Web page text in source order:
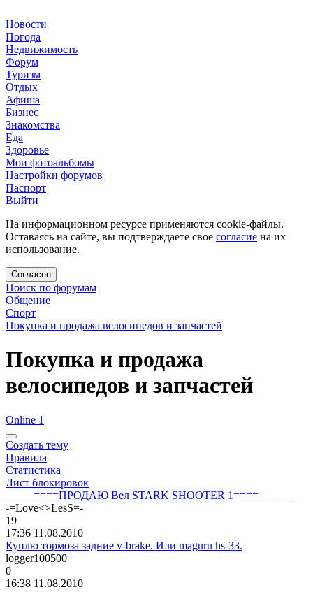
Новости
Погода
Недвижимость
Форум
Туризм
Отдых
Афиша
Бизнес
Знакомства
Еда
Здоровье
Мои фотоальбомы
Настройки форумов
Паспорт
Выйти
На информационном ресурсе применяются cookie-файлы.
Оставаясь на сайте, вы подтверждаете свое согласие на их
использование.
Согласен
Поиск по форумам
Общение
Спорт
Покупка и продажа велосипедов и запчастей
Покупка и продажа
велосипедов и запчастей
Online 1
Создать тему
Правила
Статистика
Лист блокировок
_____====ПРОДАЮ Вел STARK SHOOTER 1====______
-=Love<>LesS=-
19
17:36 11.08.2010
Куплю тормоза задние v-brake. Или maguru hs-33.
logger100500
0
16:38 11.08.2010